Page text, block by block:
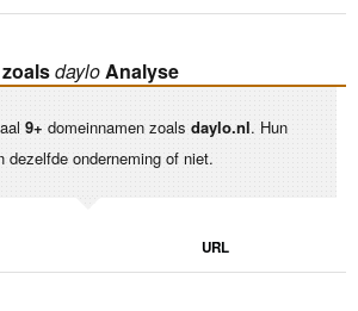
dayloAnalyse
9+ domeinnamen zoals daylo.nl. Hun
dezelfde onderneming of niet.
URL